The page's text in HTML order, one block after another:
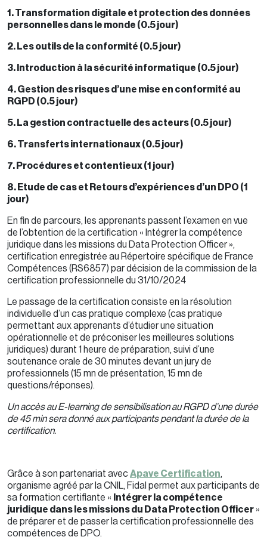
1. Transformation digitale et protection des données
personnelles dans le monde (0.5 jour)
2. Les outils de la conformité (0.5 jour)
3. Introduction à la sécurité informatique (0.5 jour)
4. Gestion des risques d’une mise en conformité au
RGPD (0.5 jour)
5. La gestion contractuelle des acteurs (0.5 jour)
6. Transferts internationaux (0.5 jour)
7. Procédures et contentieux (1 jour)
8. Etude de cas et Retours d’expériences d’un DPO (1
jour)
En fin de parcours, les apprenants passent l’examen en vue
de l’obtention de la certification « Intégrer la compétence
juridique dans les missions du Data Protection Officer »,
certification enregistrée au Répertoire spécifique de France
Compétences (RS6857) par décision de la commission de la
certification professionnelle du 31/10/2024
Le passage de la certification consiste en la résolution
individuelle d’un cas pratique complexe (cas pratique
permettant aux apprenants d’étudier une situation
opérationnelle et de préconiser les meilleures solutions
juridiques) durant 1 heure de préparation, suivi d’une
soutenance orale de 30 minutes devant un jury de
professionnels (15 mn de présentation, 15 mn de
questions/réponses).
Un accès au E-learning de sensibilisation au RGPD d’une durée
de 45 min sera donné aux participants pendant la durée de la
certification.
Grâce à son partenariat avecApave Certification,
organisme agréé par la CNIL, Fidal permet aux participants de
sa formation certifiante « Intégrer la compétence
juridique dans les missions du Data Protection Officer »
de préparer et de passer la certification professionnelle des
compétences de DPO.